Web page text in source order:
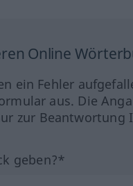
Online
ein Fehler
aus. Die
zur Beantwortung
geben?*